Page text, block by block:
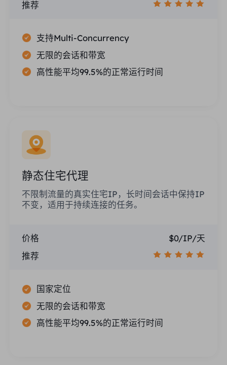
推荐
支持Multi-Concurrency
无限的会话和带宽
高性能平均99.5%的正常运行时间
静态住宅代理
不限制流量的真实住宅IP，长时间会话中保持IP
不变，适用于持续连接的任务。
价格
$0/IP/天
推荐
国家定位
无限的会话和带宽
高性能平均99.5%的正常运行时间